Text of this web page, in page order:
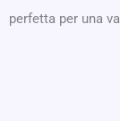
perfetta per una